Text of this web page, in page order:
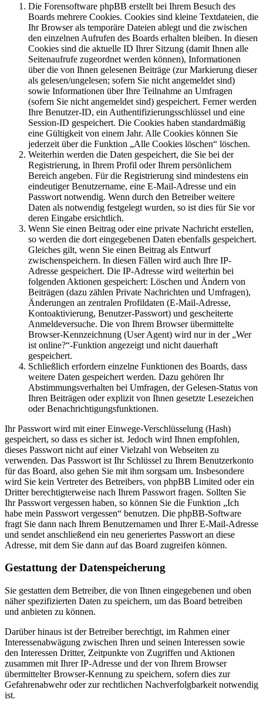
Die Forensoftware phpBB erstellt bei Ihrem Besuch des
Boards mehrere Cookies. Cookies sind kleine Textdateien, die
Ihr Browser als temporäre Dateien ablegt und die zwischen
den einzelnen Aufrufen des Boards erhalten bleiben. In diesen
Cookies sind die aktuelle ID Ihrer Sitzung (damit Ihnen alle
Seitenaufrufe zugeordnet werden können), Informationen
über die von Ihnen gelesenen Beiträge (zur Markierung dieser
als gelesen/ungelesen; sofern Sie nicht angemeldet sind)
sowie Informationen über Ihre Teilnahme an Umfragen
(sofern Sie nicht angemeldet sind) gespeichert. Ferner werden
Ihre Benutzer-ID, ein Authentifizierungsschlüssel und eine
Session-ID gespeichert. Die Cookies haben standardmäßig
eine Gültigkeit von einem Jahr. Alle Cookies können Sie
jederzeit über die Funktion „Alle Cookies löschen“ löschen.
Weiterhin werden die Daten gespeichert, die Sie bei der
Registrierung, in Ihrem Profil oder Ihrem persönlichem
Bereich angeben. Für die Registrierung sind mindestens ein
eindeutiger Benutzername, eine E-Mail-Adresse und ein
Passwort notwendig. Wenn durch den Betreiber weitere
Daten als notwendig festgelegt wurden, so ist dies für Sie vor
deren Eingabe ersichtlich.
Wenn Sie einen Beitrag oder eine private Nachricht erstellen,
so werden die dort eingegebenen Daten ebenfalls gespeichert.
Gleiches gilt, wenn Sie einen Beitrag als Entwurf
zwischenspeichern. In diesen Fällen wird auch Ihre IP-
Adresse gespeichert. Die IP-Adresse wird weiterhin bei
folgenden Aktionen gespeichert: Löschen und Ändern von
Beiträgen (dazu zählen Private Nachrichten und Umfragen),
Änderungen an zentralen Profildaten (E-Mail-Adresse,
Kontoaktivierung, Benutzer-Passwort) und gescheiterte
Anmeldeversuche. Die von Ihrem Browser übermittelte
Browser-Kennzeichnung (User Agent) wird nur in der „Wer
ist online?“-Funktion angezeigt und nicht dauerhaft
gespeichert.
Schließlich erfordern einzelne Funktionen des Boards, dass
weitere Daten gespeichert werden. Dazu gehören Ihr
Abstimmungsverhalten bei Umfragen, der Gelesen-Status von
Ihren Beiträgen oder explizit von Ihnen gesetzte Lesezeichen
oder Benachrichtigungsfunktionen.
Ihr Passwort wird mit einer Einwege-Verschlüsselung (Hash)
gespeichert, so dass es sicher ist. Jedoch wird Ihnen empfohlen,
dieses Passwort nicht auf einer Vielzahl von Webseiten zu
verwenden. Das Passwort ist Ihr Schlüssel zu Ihrem Benutzerkonto
für das Board, also gehen Sie mit ihm sorgsam um. Insbesondere
wird Sie kein Vertreter des Betreibers, von phpBB Limited oder ein
Dritter berechtigterweise nach Ihrem Passwort fragen. Sollten Sie
Ihr Passwort vergessen haben, so können Sie die Funktion „Ich
habe mein Passwort vergessen“ benutzen. Die phpBB-Software
fragt Sie dann nach Ihrem Benutzernamen und Ihrer E-Mail-Adresse
und sendet anschließend ein neu generiertes Passwort an diese
Adresse, mit dem Sie dann auf das Board zugreifen können.
Gestattung der Datenspeicherung
Sie gestatten dem Betreiber, die von Ihnen eingegebenen und oben
näher spezifizierten Daten zu speichern, um das Board betreiben
und anbieten zu können.
Darüber hinaus ist der Betreiber berechtigt, im Rahmen einer
Interessenabwägung zwischen Ihren und seinen Interessen sowie
den Interessen Dritter, Zeitpunkte von Zugriffen und Aktionen
zusammen mit Ihrer IP-Adresse und der von Ihrem Browser
übermittelter Browser-Kennung zu speichern, sofern dies zur
Gefahrenabwehr oder zur rechtlichen Nachverfolgbarkeit notwendig
ist.